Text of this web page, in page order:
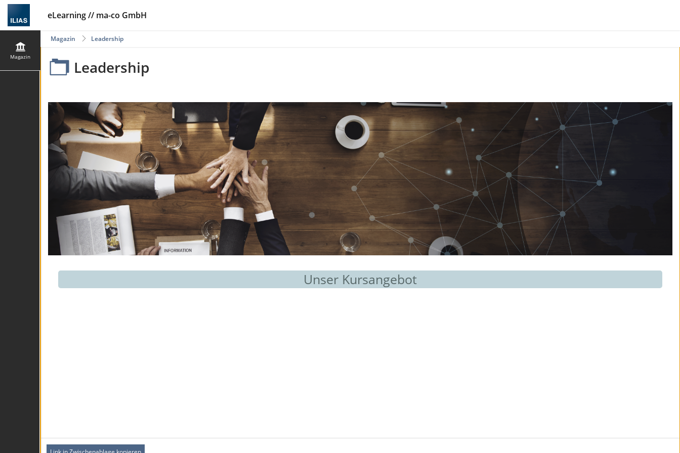
eLearning // ma-co GmbH
Magazin
Leadership
Magazin
Leadership
Unser Kursangebot